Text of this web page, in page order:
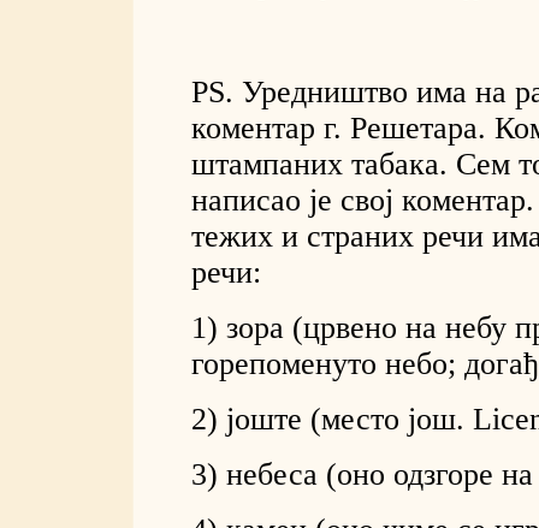
PS. Уредништво има на
коментар г. Решетара.
штампаних табака. Сем
написао је свој
тежих и страних речи
речи:
1) зора (црвено на небу
горепоменуто небо;
2) јоште (место још.
3) небеса (оно одзгоре